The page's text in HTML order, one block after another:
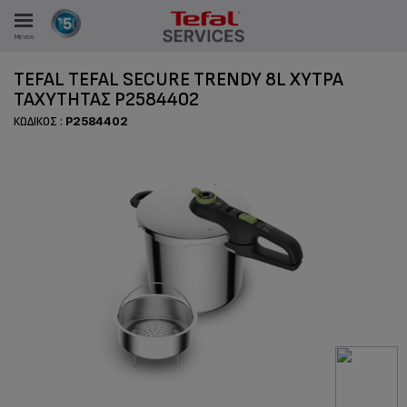
Μενού
TEFAL TEFAL SECURE TRENDY 8L ΧΎΤΡΑ
ΤΑΧΎΤΗΤΑΣ P2584402
ΚΩΔΙΚΌΣ : P2584402